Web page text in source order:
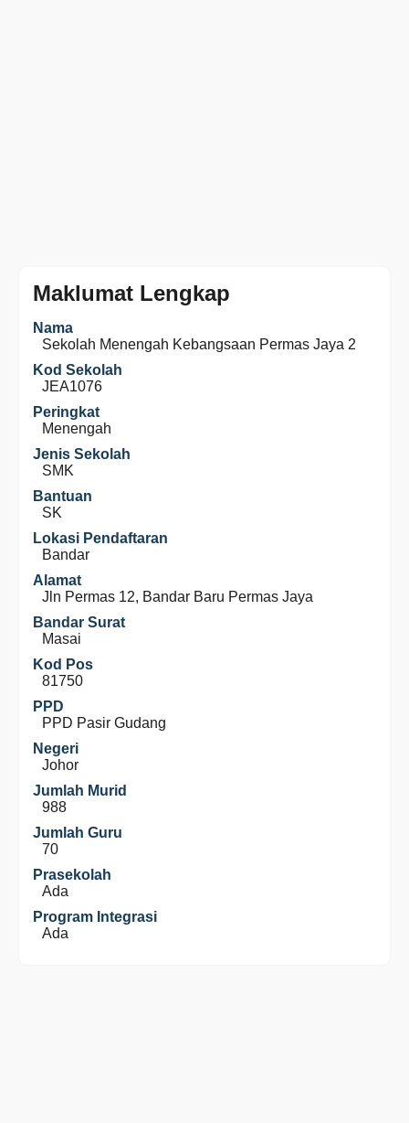
Maklumat Lengkap
Nama
Sekolah Menengah Kebangsaan Permas Jaya 2
Kod Sekolah
JEA1076
Peringkat
Menengah
Jenis Sekolah
SMK
Bantuan
SK
Lokasi Pendaftaran
Bandar
Alamat
Jln Permas 12, Bandar Baru Permas Jaya
Bandar Surat
Masai
Kod Pos
81750
PPD
PPD Pasir Gudang
Negeri
Johor
Jumlah Murid
988
Jumlah Guru
70
Prasekolah
Ada
Program Integrasi
Ada